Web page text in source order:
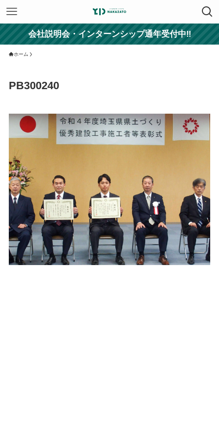
会社説明会・インターンシップ通年受付中‼
ホーム
PB300240